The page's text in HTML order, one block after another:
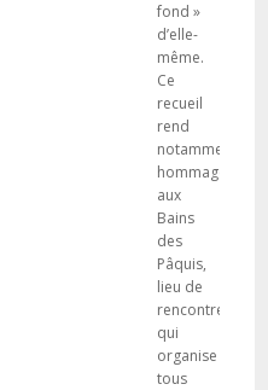
fond »
d’elle-
même.
Ce
recueil
rend
notamment
hommage
aux
Bains
des
Pâquis,
lieu de
rencontres
qui
organise
tous